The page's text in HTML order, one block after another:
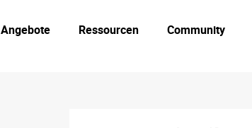
Angebote Ressourcen Community